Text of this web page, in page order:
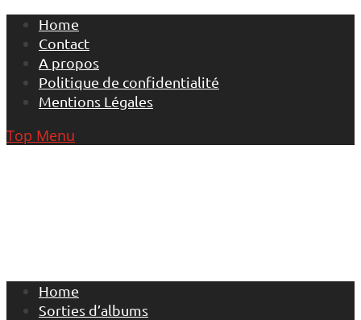
Skip
content
Home
Contact
A propos
Politique de confidentialité
Mentions Légales
Top Menu
Home
Sorties d’albums